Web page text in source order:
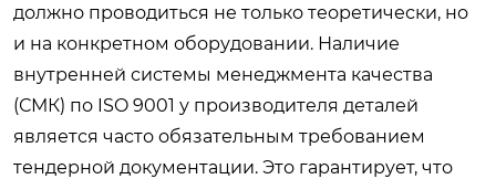
должно проводиться не только теоретически, но
и на конкретном оборудовании. Наличие
внутренней системы менеджмента качества
(СМК) по ISO 9001 у производителя деталей
является часто обязательным требованием
тендерной документации. Это гарантирует, что